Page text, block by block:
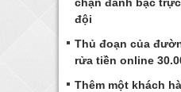
đội
Thủ đoạn của
rửa tiền online
Thêm một khách